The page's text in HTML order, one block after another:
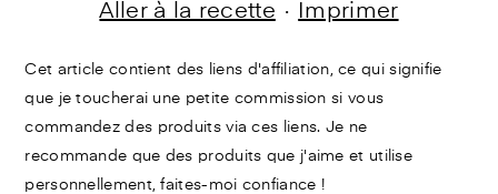
Aller à la recette · Imprimer
Cet article contient des liens d'affiliation, ce qui signifie
que je toucherai une petite commission si vous
commandez des produits via ces liens. Je ne
recommande que des produits que j'aime et utilise
personnellement, faites-moi confiance !